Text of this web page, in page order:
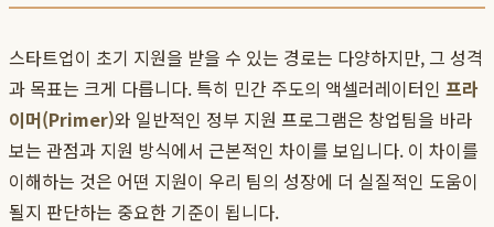
스타트업이 초기 지원을 받을 수 있는 경로는 다양하지만, 그 성격
과 목표는 크게 다릅니다. 특히 민간 주도의 액셀러레이터인 프라
이머(Primer)와 일반적인 정부 지원 프로그램은 창업팀을 바라
보는 관점과 지원 방식에서 근본적인 차이를 보입니다. 이 차이를
이해하는 것은 어떤 지원이 우리 팀의 성장에 더 실질적인 도움이
될지 판단하는 중요한 기준이 됩니다.